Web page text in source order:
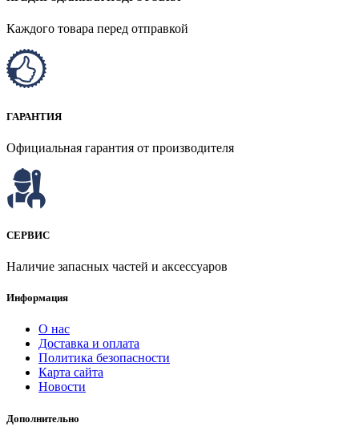
Каждого товара перед отправкой
ГАРАНТИЯ
Официальная гарантия от производителя
СЕРВИС
Наличие запасных частей и аксессуаров
Информация
О нас
Доставка и оплата
Политика безопасности
Карта сайта
Новости
Дополнительно